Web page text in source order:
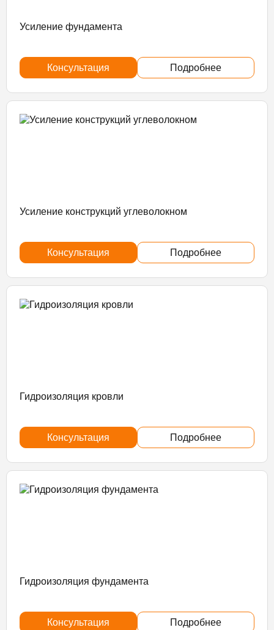
Усиление фундамента
Консультация Подробнее
Усиление конструкций углеволокном
Консультация Подробнее
Гидроизоляция кровли
Консультация Подробнее
Гидроизоляция фундамента
Консультация Подробнее